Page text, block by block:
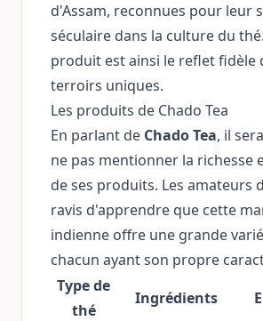
d'Assam, reconnues pour leur
séculaire dans la culture du
produit est ainsi le reflet fidèle
terroirs uniques.
Les produits de Chado Tea
En parlant de Chado Tea, il
ne pas mentionner la richesse
de ses produits. Les amateurs
ravis d'apprendre que cette
indienne offre une grande
chacun ayant son propre
Type de
thé
Ingrédients